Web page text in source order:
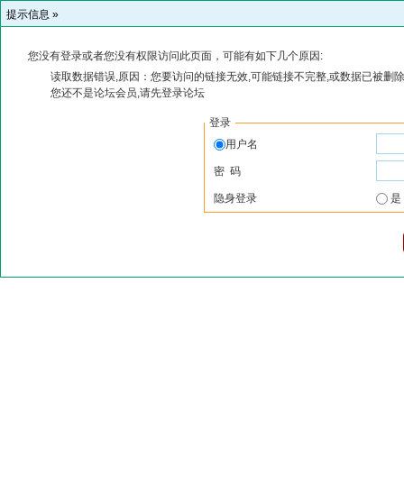
提示信息 »
您没有登录或者您没有权限访问此页面，可能有如下几个原因:
读取数据错误,原因：您要访问的链接无效,可能链接不完整,或数据已被删
您还不是论坛会员,请先登录论坛
登录
用户名
密 码
隐身登录